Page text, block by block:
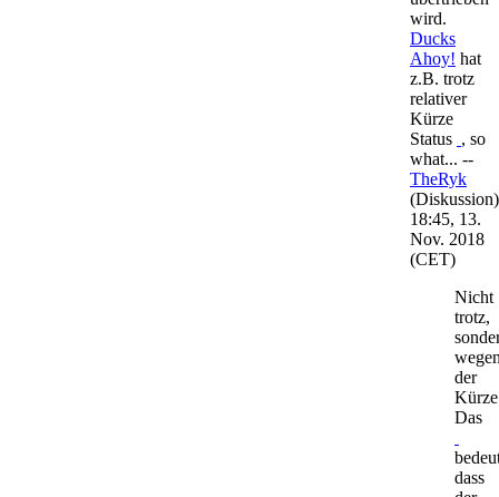
wird.
Ducks
Ahoy! hat
z.B. trotz
relativer
Kürze
Status , so
what... --
TheRyk
(Diskussion)
18:45, 13.
Nov. 2018
(CET)
Nicht
trotz,
der
Das
dass